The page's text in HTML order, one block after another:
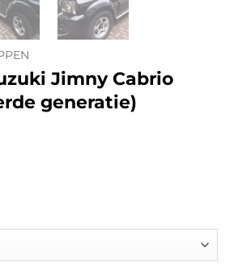
Jimny Cabrio
generatie)